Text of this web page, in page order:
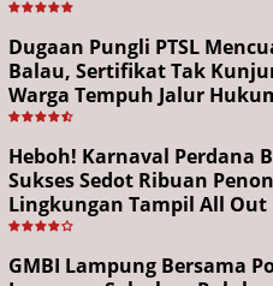
Dugaan Pungli PTSL
Balau, Sertifikat Tak
Warga Tempuh Jalur
Heboh! Karnaval Perdana
Sukses Sedot Ribuan
Lingkungan Tampil All Out
GMBI Lampung Bersama